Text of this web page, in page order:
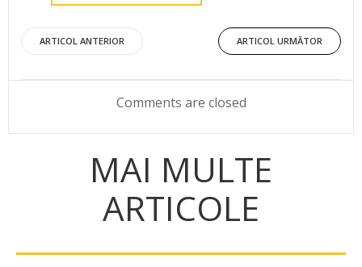
Post
navigation
ARTICOL ANTERIOR
Post
navigation
ARTICOL URMĂTOR
Comments are closed
MAI MULTE
ARTICOLE